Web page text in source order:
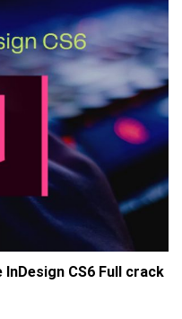
CS6 Full crack